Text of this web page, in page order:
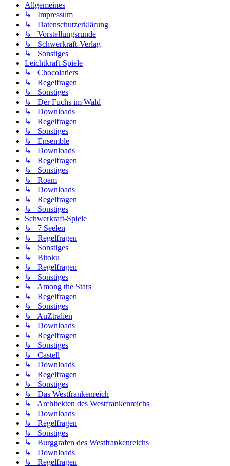
Allgemeines
↳ Impressum
↳ Datenschutzerklärung
↳ Vorstellungsrunde
↳ Schwerkraft-Verlag
↳ Sonstiges
Leichtkraft-Spiele
↳ Chocolatiers
↳ Regelfragen
↳ Sonstiges
↳ Der Fuchs im Wald
↳ Downloads
↳ Regelfragen
↳ Sonstiges
↳ Ensemble
↳ Downloads
↳ Regelfragen
↳ Sonstiges
↳ Roam
↳ Downloads
↳ Regelfragen
↳ Sonstiges
Schwerkraft-Spiele
↳ 7 Seelen
↳ Regelfragen
↳ Sonstiges
↳ Bitoku
↳ Regelfragen
↳ Sonstiges
↳ Among the Stars
↳ Regelfragen
↳ Sonstiges
↳ AuZtralien
↳ Downloads
↳ Regelfragen
↳ Sonstiges
↳ Castell
↳ Downloads
↳ Regelfragen
↳ Sonstiges
↳ Das Westfrankenreich
↳ Architekten des Westfrankenreichs
↳ Downloads
↳ Regelfragen
↳ Sonstiges
↳ Burggrafen des Westfrankenreichs
↳ Downloads
↳ Regelfragen